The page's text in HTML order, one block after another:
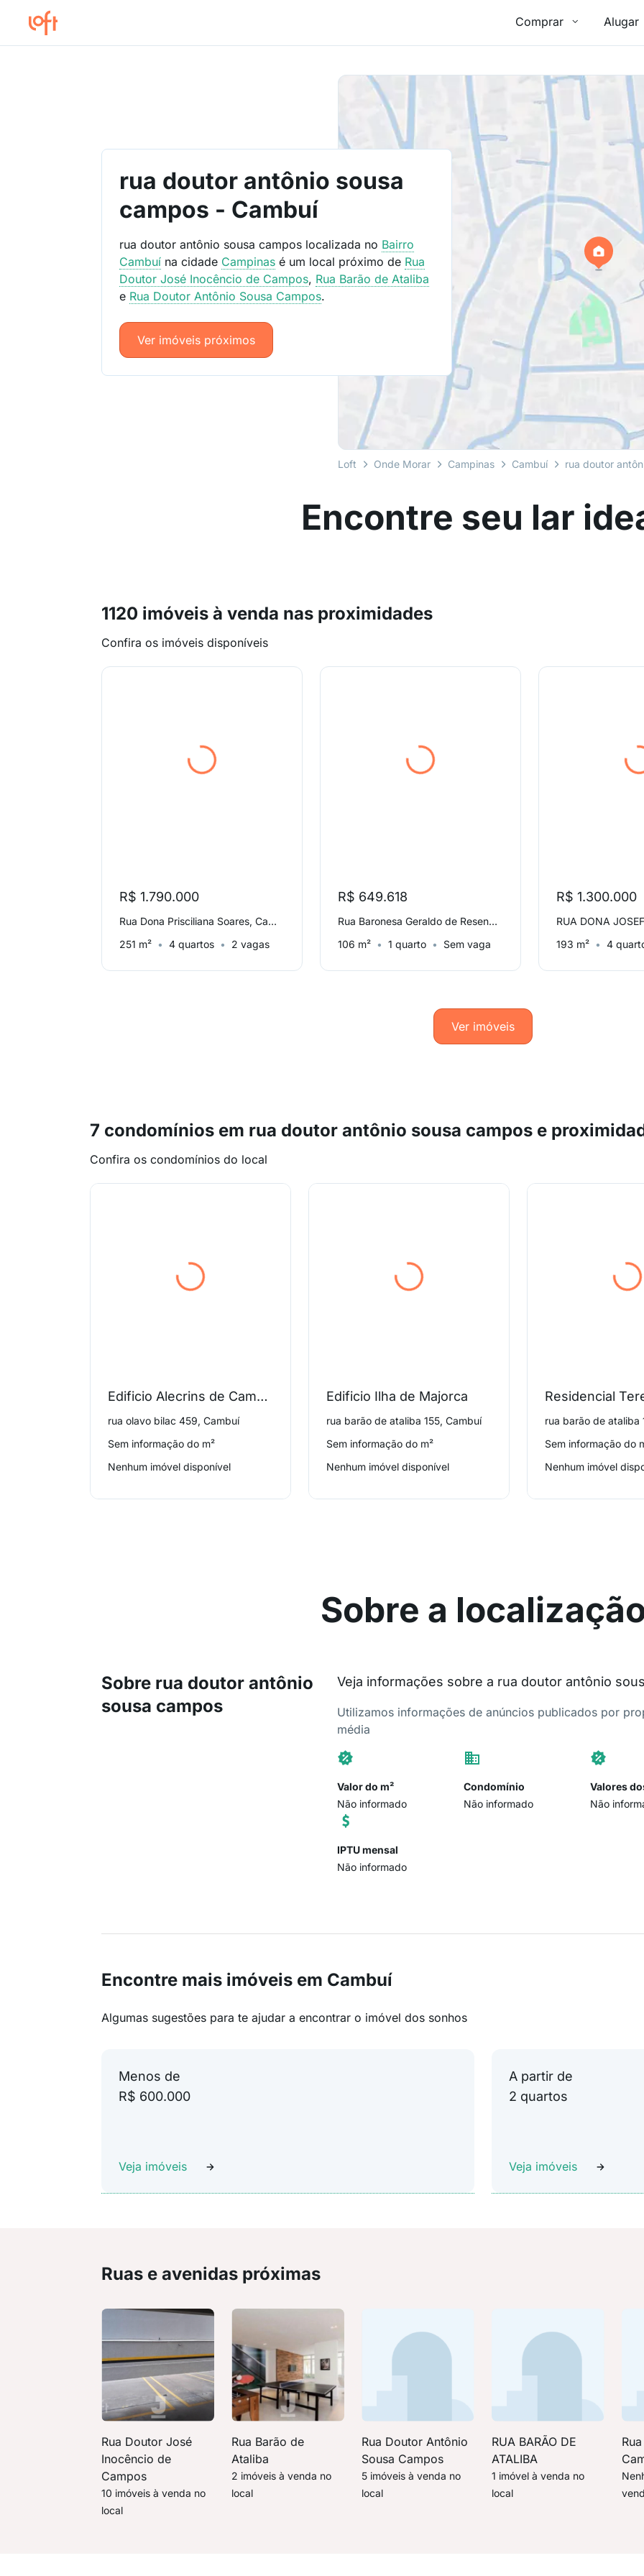
Comprar Alugar
Loft Onde Morar Campinas Cambuí rua doutor
rua doutor antônio sousa
campos - Cambuí
rua doutor antônio sousa campos localizada no Bairro
Cambuí na cidade Campinas é um local próximo de Rua
Doutor José Inocêncio de Campos, Rua Barão de Ataliba
e Rua Doutor Antônio Sousa Campos.
Ver imóveis próximos
Encontre seu lar
1120 imóveis à venda nas proximidades
Confira os imóveis disponíveis
R$ 1.790.000
Rua Dona Prisciliana Soares, Cambuí
251 m²
4 quartos 2 vagas
R$ 649.618
Rua Baronesa Geraldo de Resende, Jardim Nossa Senhora Auxiliadora
106 m²
1 quarto Sem vaga
R$ 1.300.000
193 m² 4
Ver imóveis
7 condomínios em rua doutor antônio sousa campos e
Confira os condomínios do local
Edificio Alecrins de Campinas
rua olavo bilac 459, Cambuí
Sem informação do m²
Nenhum imóvel disponível
Edificio Ilha de Majorca
rua barão de ataliba 155, Cambuí
Sem informação do m²
Nenhum imóvel disponível
rua barão de ataliba
Sem informação do
Nenhum imóvel
Sobre a
Sobre rua doutor antônio
sousa campos
Veja informações sobre a rua doutor antônio
Utilizamos informações de anúncios publicados por
média
Valor do m²
Não informado
Condomínio
Não informado
Valores
Não
IPTU mensal
Não informado
Encontre mais imóveis em Cambuí
Algumas sugestões para te ajudar a encontrar o imóvel dos sonhos
Menos de
R$ 600.000
Veja imóveis
A partir de
2 quartos
Veja imóveis
Ruas e avenidas próximas
Rua Doutor José
Inocêncio de
Campos
10 imóveis à venda no
local
Rua Barão de
Ataliba
2 imóveis à venda no
local
Rua Doutor Antônio
Sousa Campos
5 imóveis à venda no
local
RUA BARÃO DE
ATALIBA
1 imóvel à venda no
local